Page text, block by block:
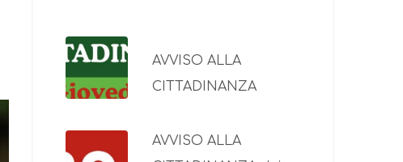
AVVISO ALLA
CITTADINANZA
AVVISO ALLA